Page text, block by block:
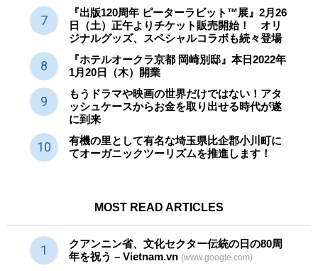
『出版120周年 ピーターラビット™展』2月26
日（土）正午よりチケット販売開始！ オリ
ジナルグッズ、スペシャルコラボも続々登場
『ホテルオークラ京都 岡崎別邸』本日2022年
1月20日（木）開業
もうドラマや映画の世界だけではない！アタ
ッシュケースからお金を取り出せる時代が遂
に到来
有機の里として有名な埼玉県比企郡小川町に
てオーガニックツーリズムを推進します！
MOST READ ARTICLES
クアンニン省、文化セクター伝統の日の80周
年を祝う – Vietnam.vn (www.google.com)